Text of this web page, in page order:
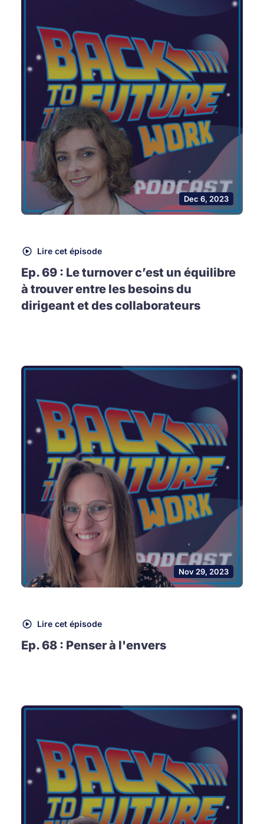
Dec 6, 2023
Lire cet épisode
Ep. 69 : Le turnover c’est un équilibre
à trouver entre les besoins du
dirigeant et des collaborateurs
Nov 29, 2023
Lire cet épisode
Ep. 68 : Penser à l'envers